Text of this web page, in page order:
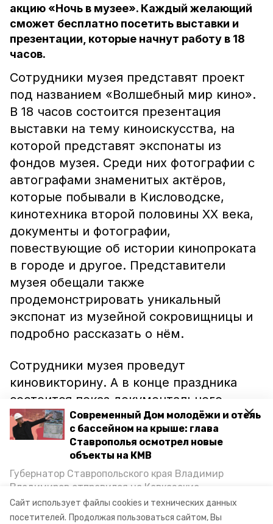
Сайт использует файлы cookies и технических данных
посетителей. Продолжая пользоваться сайтом, Вы
Современный Дом молодёжи и отель
с бассейном на крыше: глава
Ставрополья осмотрел новые
объекты на КМВ
Губернатор Ставропольского края Владимир
Владимиров отправился на Кавказские
Минеральные Воды, чтобы проинспектировать
строительство объектов в Кисловодске и
акцию «Ночь в музее». Каждый желающий
сможет бесплатно посетить выставки и
презентации, которые начнут работу в 18
часов.
Сотрудники музея представят проект
под названием «Волшебный мир кино».
В 18 часов состоится презентация
выставки на тему киноискусства, на
которой представят экспонаты из
фондов музея. Среди них фотографии с
автографами знаменитых актёров,
которые побывали в Кисловодске,
кинотехника второй половины XX века,
документы и фотографии,
повествующие об истории кинопроката
в городе и другое. Представители
музея обещали также
продемонстрировать уникальный
экспонат из музейной сокровищницы и
подробно рассказать о нём.
Сотрудники музея проведут
киновикторину. А в конце праздника
состоится показ документального
фильма «Потерянный мир», на кадрах
которого запечатлён Кисловодск в
начале прошлого века.
Как сообщал портал «Победа26», 21 мая
акцию «Ночь в музее» проведути в
других городах Ставропольского края.